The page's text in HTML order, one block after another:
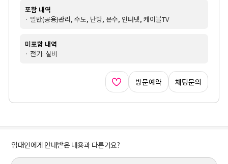
포함 내역
· 일반(공용)관리, 수도, 난방, 온수, 인터넷, 케이블TV
미포함 내역
· 전기: 실비
방문예약 채팅문의
임대인에게 안내받은 내용과 다른가요?